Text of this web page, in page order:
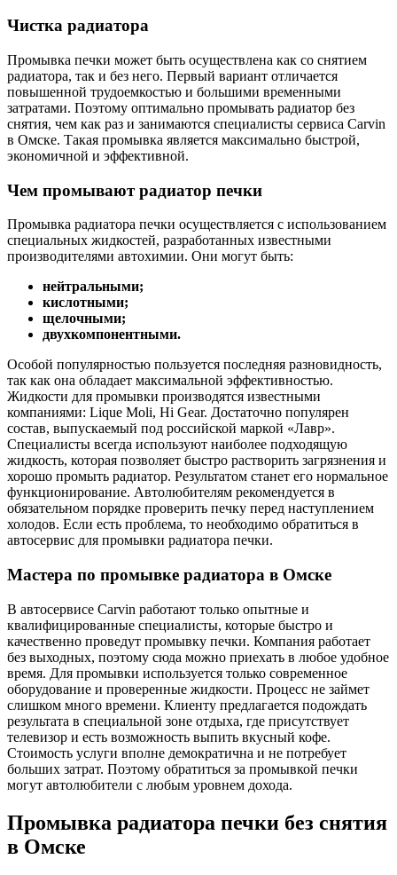
Чистка радиатора
Промывка печки может быть осуществлена как со снятием
радиатора, так и без него. Первый вариант отличается
повышенной трудоемкостью и большими временными
затратами. Поэтому оптимально промывать радиатор без
снятия, чем как раз и занимаются специалисты сервиса Carvin
в Омске. Такая промывка является максимально быстрой,
экономичной и эффективной.
Чем промывают радиатор печки
Промывка радиатора печки осуществляется с использованием
специальных жидкостей, разработанных известными
производителями автохимии. Они могут быть:
нейтральными;
кислотными;
щелочными;
двухкомпонентными.
Особой популярностью пользуется последняя разновидность,
так как она обладает максимальной эффективностью.
Жидкости для промывки производятся известными
компаниями: Lique Moli, Hi Gear. Достаточно популярен
состав, выпускаемый под российской маркой «Лавр».
Специалисты всегда используют наиболее подходящую
жидкость, которая позволяет быстро растворить загрязнения и
хорошо промыть радиатор. Результатом станет его нормальное
функционирование. Автолюбителям рекомендуется в
обязательном порядке проверить печку перед наступлением
холодов. Если есть проблема, то необходимо обратиться в
автосервис для промывки радиатора печки.
Мастера по промывке радиатора в Омске
В автосервисе Carvin работают только опытные и
квалифицированные специалисты, которые быстро и
качественно проведут промывку печки. Компания работает
без выходных, поэтому сюда можно приехать в любое удобное
время. Для промывки используется только современное
оборудование и проверенные жидкости. Процесс не займет
слишком много времени. Клиенту предлагается подождать
результата в специальной зоне отдыха, где присутствует
телевизор и есть возможность выпить вкусный кофе.
Стоимость услуги вполне демократична и не потребует
больших затрат. Поэтому обратиться за промывкой печки
могут автолюбители с любым уровнем дохода.
Промывка радиатора печки без снятия
в Омске